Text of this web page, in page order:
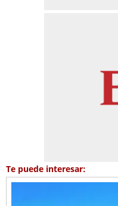
Te puede interesar: